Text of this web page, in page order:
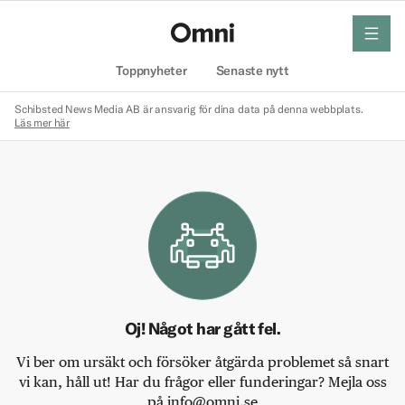
Toppnyheter Senaste nytt
meny
Schibsted News Media AB är ansvarig för dina data på denna webbplats.
Läs mer här
Oj! Något har gått fel.
Vi ber om ursäkt och försöker åtgärda problemet så snart
vi kan, håll ut! Har du frågor eller funderingar? Mejla oss